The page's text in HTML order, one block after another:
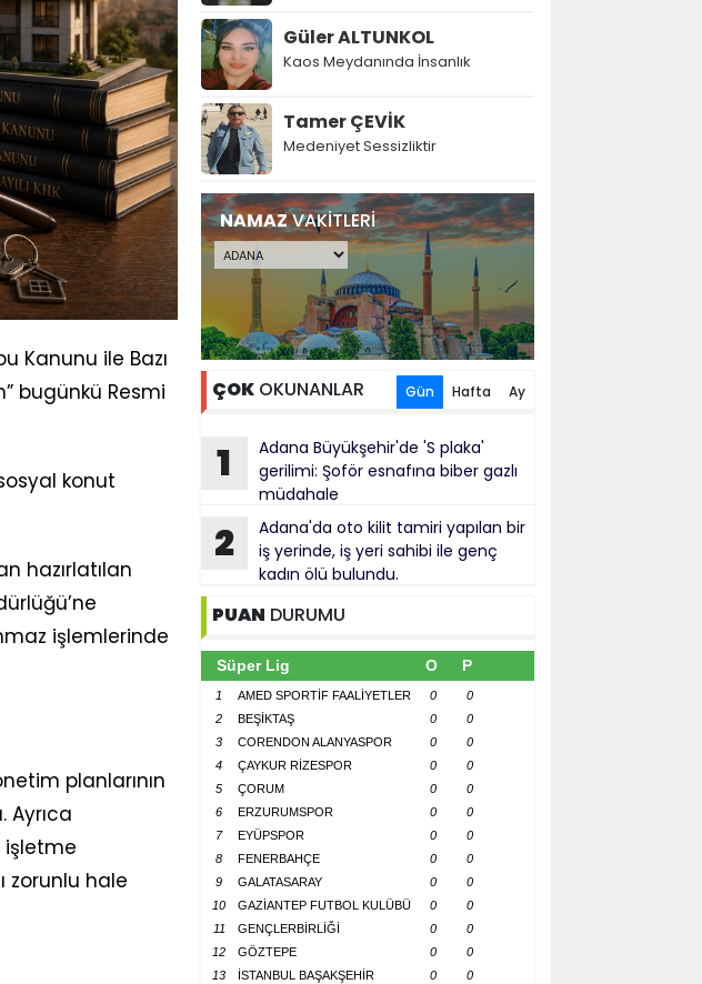
Kanunu ile Bazı
bugünkü Resmi
konut
hazırlatılan
işlemlerinde
planlarının
işletme
zorunlu hale
Güler ALTUNKOL
Kaos Meydanında İnsanlık
Tamer ÇEVİK
Medeniyet Sessizliktir
NAMAZVAKİTLERİ
ÇOKOKUNANLAR Gün Hafta Ay
1
Adana Büyükşehir'de 'S plaka'
gerilimi: Şoför esnafına biber gazlı
müdahale
2
Adana'da oto kilit tamiri yapılan bir
iş yerinde, iş yeri sahibi ile genç
kadın ölü bulundu.
PUAN DURUMU
Süper Lig O P
1 AMED SPORTİF FAALİYETLER 0
0
2
BEŞİKTAŞ 0
0
3
CORENDON ALANYASPOR 0
0
4
ÇAYKUR RİZESPOR 0
0
5
ÇORUM 0
0
6
ERZURUMSPOR 0
0
7
EYÜPSPOR 0
0
8
FENERBAHÇE 0
0
9
GALATASARAY 0
0
10
GAZİANTEP FUTBOL KULÜBÜ 0
0
11
GENÇLERBİRLİĞİ 0
0
12
GÖZTEPE 0
0
13
İSTANBUL BAŞAKŞEHİR 0
0